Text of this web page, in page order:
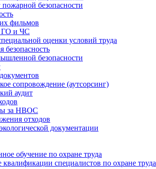
пожарной безопасности
фильмов
ГО и ЧС
оценки условий труда
безопасность
безопасности
сопровождение (аутсорсинг)
аудит
за НВОС
отходов
документации
обучение по охране труда
специалистов по охране труда